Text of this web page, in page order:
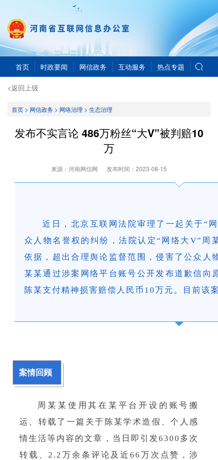
首页 时政要闻 网信政务 互动服务 热点专题
<返回上级
首页> 网信政务> 网络治理 > 生态治理
发布不实言论 486万粉丝“大V”被判赔10
万
来源：河南网信网 发布时间： 2023-08-15
近日，北京互联网法院审理了一起关于“
众人物名誉权的纠纷，法院认定“网络大V”周
依据，超出合理舆论监督范围，侵害了公众人
某某通过涉案网络平台账号公开发布道歉信向
陈某支付精神损害赔偿人民币10万元。目前该
案情回顾
周某某使用其在某平台开设的账号搬
运、转载了一篇关于陈某学术造假、个人感
情生活等内容的文章，当日即引发6300多次
转载、2.2万余条评论及近66万次点赞，涉